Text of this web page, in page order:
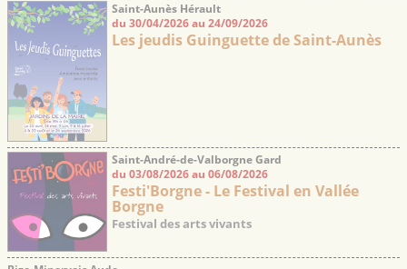
Saint-Aunès Hérault
du 30/04/2026 au 24/09/2026
Les jeudis Guinguette de Saint-Aunès
Saint-André-de-Valborgne Gard
du 03/08/2026 au 06/08/2026
Festi'Borgne - Le Festival en Vallée
Borgne
Festival des arts vivants